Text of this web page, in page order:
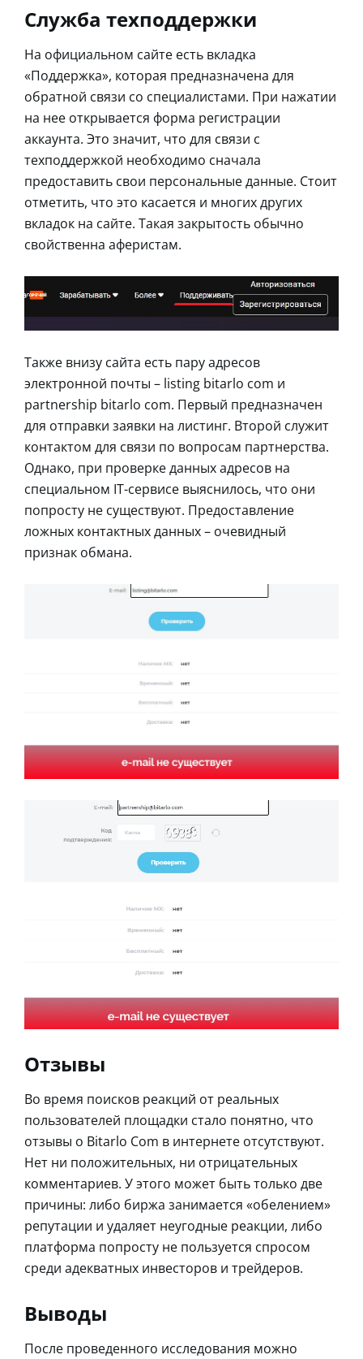
Служба техподдержки
На официальном сайте есть вкладка
«Поддержка», которая предназначена для
обратной связи со специалистами. При нажатии
на нее открывается форма регистрации
аккаунта. Это значит, что для связи с
техподдержкой необходимо сначала
предоставить свои персональные данные. Стоит
отметить, что это касается и многих других
вкладок на сайте. Такая закрытость обычно
свойственна аферистам.
Также внизу сайта есть пару адресов
электронной почты – listing bitarlo com и
partnership bitarlo com. Первый предназначен
для отправки заявки на листинг. Второй служит
контактом для связи по вопросам партнерства.
Однако, при проверке данных адресов на
специальном IT-сервисе выяснилось, что они
попросту не существуют. Предоставление
ложных контактных данных – очевидный
признак обмана.
Отзывы
Во время поисков реакций от реальных
пользователей площадки стало понятно, что
отзывы о Bitarlo Com в интернете отсутствуют.
Нет ни положительных, ни отрицательных
комментариев. У этого может быть только две
причины: либо биржа занимается «обелением»
репутации и удаляет неугодные реакции, либо
платформа попросту не пользуется спросом
среди адекватных инвесторов и трейдеров.
Выводы
После проведенного исследования можно